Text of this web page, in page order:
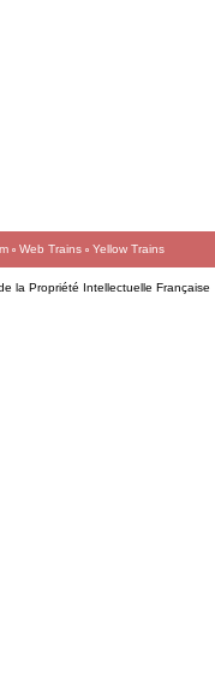
Web Trains
Yellow Trains
la Propriété Intellectuelle Française